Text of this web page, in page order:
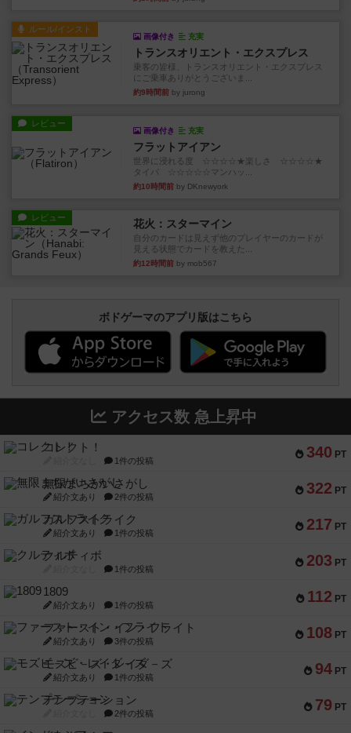
ルール/インスト
画像付き 充実
トランスオリエント・エクスプレス
乗客の皆様、トランスオリエント・エクスプレス
にご乗車ありがとうございま...
約9時間前 by jurong
レビュー
画像付き 充実
フラットアイアン
世界に浸れる度 ☆☆☆☆★楽しさ ☆☆☆☆★
タイパ ☆☆☆☆☆マンハッ...
約10時間前 by DKnewyork
レビュー 花火：スターマイン
自分のカードは見えず他のプレイヤーのカードが
見える状態でカードを教えた...
約12時間前 by mob567
ボドゲーマのアプリ版はこちら
アクセス数 急上昇中
340 PT
コレクト！
1件の投稿
322 PT
無限まちがいさがし
紹介文あり 2件の投稿
217 PT
ガルフストライク
紹介文あり 1件の投稿
203 PT
クルティボ
1件の投稿
112 PT
1809
紹介文あり 1件の投稿
108 PT
ファースト・イン・フライト
紹介文あり 3件の投稿
94 PT
モズビ－ズ・レイダ－ズ
紹介文あり 1件の投稿
79 PT
テンプテーション
2件の投稿